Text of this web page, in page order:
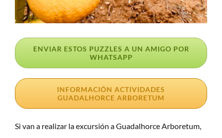
ENVIAR ESTOS PUZZLES A UN AMIGO POR
WHATSAPP
INFORMACIÓN ACTIVIDADES
GUADALHORCE ARBORETUM
Si van a realizar la excursión a Guadalhorce Arboretum,